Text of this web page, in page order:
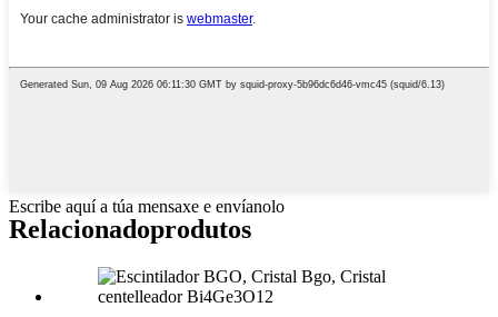
Escribe aquí a túa mensaxe e envíanolo
Relacionadoprodutos